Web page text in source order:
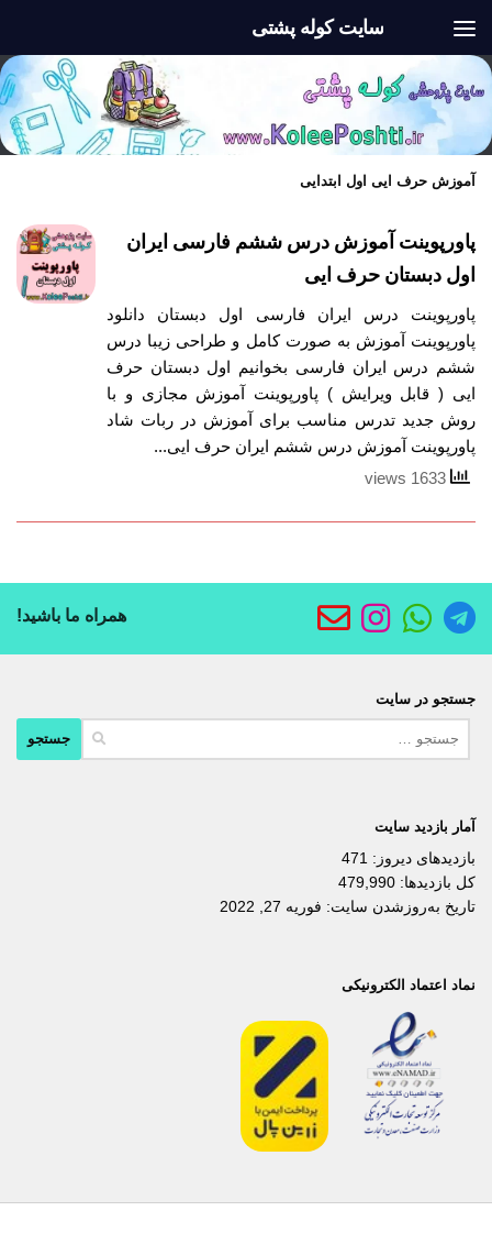
سایت کوله پشتی
آموزش حرف ایی اول ابتدایی
پاورپوینت آموزش درس ششم فارسی ایران
اول دبستان حرف ایی
پاورپوینت درس ایران فارسی اول دبستان دانلود
پاورپوینت آموزش به صورت کامل و طراحی زیبا درس
ششم درس ایران فارسی بخوانیم اول دبستان حرف
ایی ( قابل ویرایش ) پاورپوینت آموزش مجازی و با
روش جدید تدرس مناسب برای آموزش در ربات شاد
پاورپوینت آموزش درس ششم ایران حرف ایی...
همراه ما باشید!
جستجو در سایت
آمار بازدید سایت
بازدیدهای دیروز: 471
کل بازدیدها: 479,990
تاریخ به‌روزشدن سایت: فوریه 27, 2022
نماد اعتماد الکترونیکی